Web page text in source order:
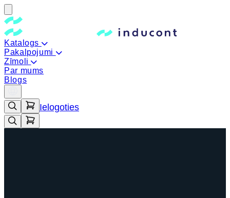
Katalogs
Pakalpojumi
Zīmoli
Par mums
Blogs
Ielogoties